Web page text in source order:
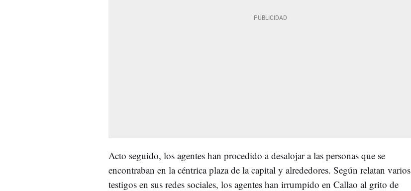
Acto seguido, los agentes han procedido a desalojar a las personas que se
encontraban en la céntrica plaza de la capital y alrededores. Según relatan varios
testigos en sus redes sociales, los agentes han irrumpido en Callao al grito de